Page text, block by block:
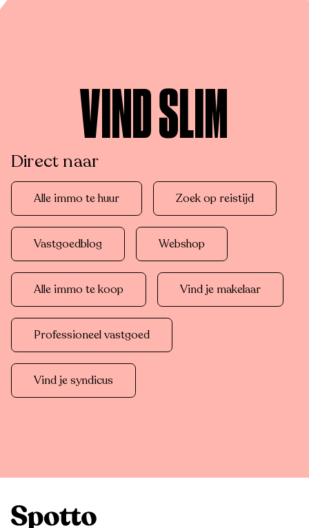
VIND SLIM
Direct naar
Alle immo te huur Zoek op reistijd
Vastgoedblog Webshop
Alle immo te koop Vind je makelaar
Professioneel vastgoed
Vind je syndicus